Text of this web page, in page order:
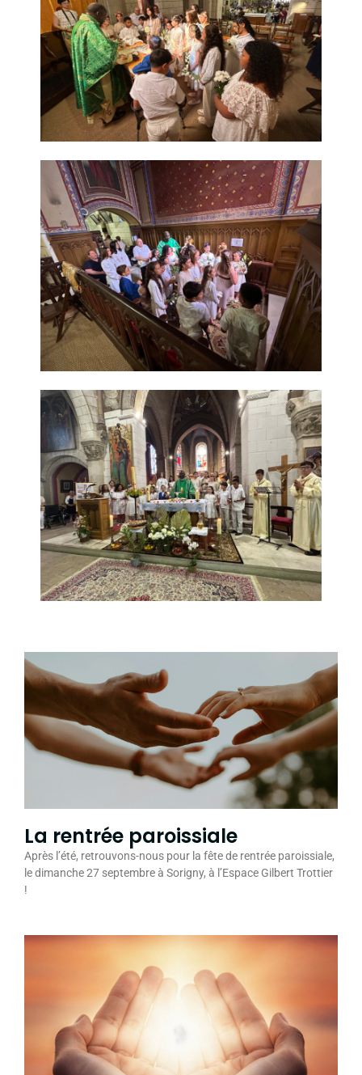
La rentrée paroissiale
Après l’été, retrouvons-nous pour la fête de rentrée paroissiale,
le dimanche 27 septembre à Sorigny, à l’Espace Gilbert Trottier
!